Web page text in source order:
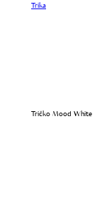
Trika
Tričko Mood White